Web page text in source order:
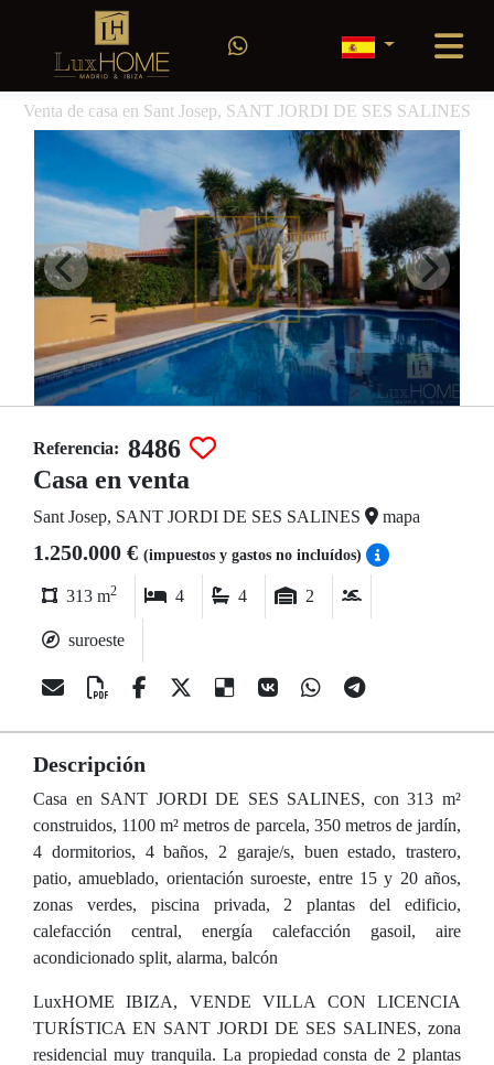
Venta de casa en Sant Josep, SANT JORDI DE SES SALINES
Referencia: 8486
Casa en venta
Sant Josep, SANT JORDI DE SES SALINES mapa
1.250.000 € (impuestos y gastos no incluídos)
313 m2 4 4 2
suroeste
Descripción
Casa en SANT JORDI DE SES SALINES, con 313 m²
construidos, 1100 m² metros de parcela, 350 metros de jardín,
4 dormitorios, 4 baños, 2 garaje/s, buen estado, trastero,
patio, amueblado, orientación suroeste, entre 15 y 20 años,
zonas verdes, piscina privada, 2 plantas del edificio,
calefacción central, energía calefacción gasoil, aire
acondicionado split, alarma, balcón
LuxHOME IBIZA, VENDE VILLA CON LICENCIA
TURÍSTICA EN SANT JORDI DE SES SALINES, zona
residencial muy tranquila. La propiedad consta de 2 plantas